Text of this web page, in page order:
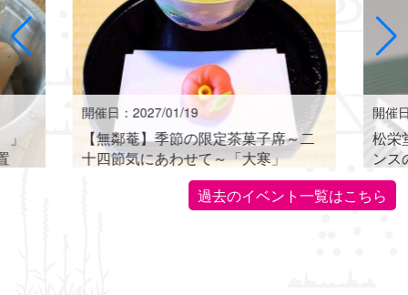
開催日：2027/01/19
【無鄰菴】季節の限定茶菓子席～二
十四節気にあわせて～「大寒」
開催
松栄
ンス
世界
過去のイベント一覧はこちら